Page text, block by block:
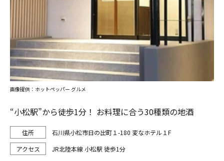
“小松駅”から徒歩1分！ お料理に合う30種類の地酒
石川県小松市日の出町１-180 変なホテル１F
JR北陸本線 小松駅 徒歩1分
画像提供：ホットペッパー グルメ